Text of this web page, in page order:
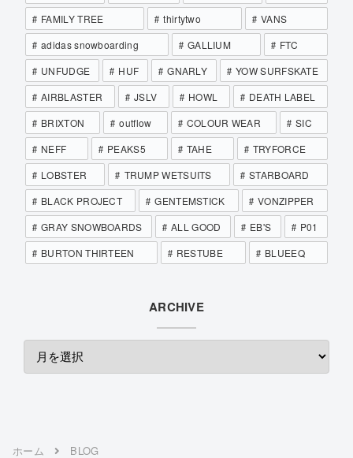
FAMILY TREE
thirtytwo
VANS
adidas snowboarding
GALLIUM
FTC
UNFUDGE
HUF GNARLY
YOW SURFSKATE
AIRBLASTER
JSLV HOWL
DEATH LABEL
BRIXTON
outflow COLOUR WEAR
SIC
NEFF
PEAKS5 TAHE
TRYFORCE
LOBSTER
TRUMP WETSUITS
STARBOARD
BLACK PROJECT
GENTEMSTICK
VONZIPPER
GRAY SNOWBOARDS
ALL GOOD EB'S
P01
BURTON THIRTEEN
RESTUBE BLUEEQ
ARCHIVE
ホーム BLOG